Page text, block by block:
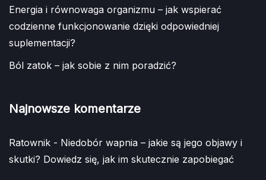
Energia i równowaga organizmu – jak wspierać
codzienne funkcjonowanie dzięki odpowiedniej
suplementacji?
Ból zatok – jak sobie z nim poradzić?
Najnowsze komentarze
Ratownik - Niedobór wapnia – jakie są jego objawy i
skutki? Dowiedz się, jak im skutecznie zapobiegać